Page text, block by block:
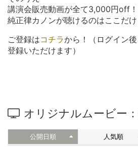
講演会販売動画が全て3,000円off！
純正律カノンが聴けるのはここだけ
ご登録はコチラから！（ログイン
登録いただけます）
オリジナルムービー
公開日順 人気順